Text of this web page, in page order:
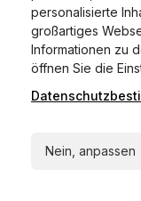
personalisierte
großartiges
Informationen zu
öffnen Sie die
Nein, anpassen
Dokumentprüfung
Zeitersparnis,
Behörde notwendig.
Welche
Fahrzeugbrief,
Die Prozesse